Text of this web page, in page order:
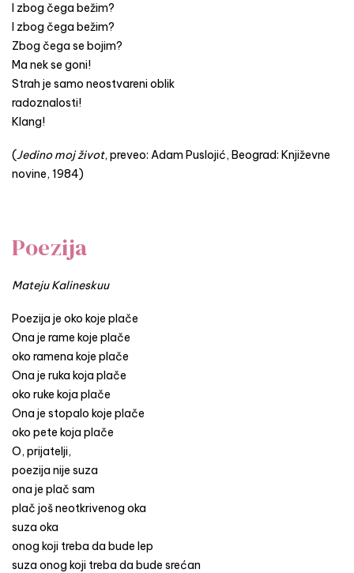
I zbog čega bežim?
I zbog čega bežim?
Zbog čega se bojim?
Ma nek se goni!
Strah je samo neostvareni oblik
radoznalosti!
Klang!
(Jedino moj život, preveo: Adam Puslojić, Beograd: Književne
novine, 1984)
Poezija
Mateju Kalineskuu
Poezija je oko koje plače
Ona je rame koje plače
oko ramena koje plače
Ona je ruka koja plače
oko ruke koja plače
Ona je stopalo koje plače
oko pete koja plače
O, prijatelji,
poezija nije suza
ona je plač sam
plač još neotkrivenog oka
suza oka
onog koji treba da bude lep
suza onog koji treba da bude srećan